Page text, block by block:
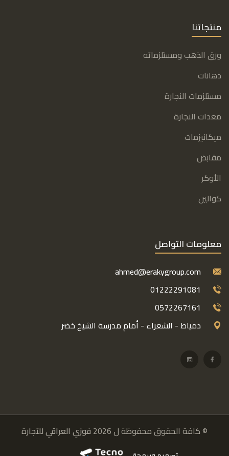
منتجاتنا
ورق الذهب ومستلزماته
دهانات
مستلزمات النجارة
معدات النجارة
ميكانيزمات
مقابض
الأوكر
كوالين
معلومات التواصل
ahmed@erakygroup.com
01222291081
0572267161
دمياط - الشعراء - أمام مدرسة الشيخ خضر
© كافة الحقوق محفوظة ل 2026 فوزي العراقي للتجارة